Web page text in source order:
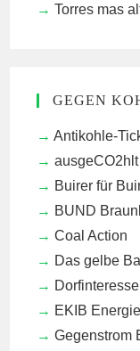
Torres mas
GEGEN
Antikohle-
ausgeCO2hlt
Buirer für
BUND
Coal Action
Das gelbe
EKIB
Gegenstrom